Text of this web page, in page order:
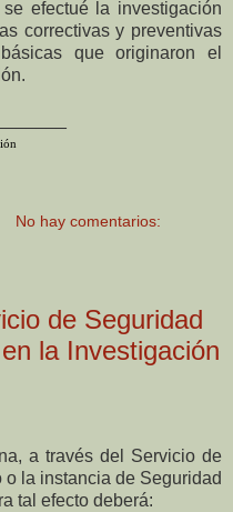
efectué la investigación
correctivas y preventivas
que originaron el
No hay comentarios:
de Seguridad
la Investigación
a través del Servicio de
la instancia de Seguridad
tal efecto deberá: